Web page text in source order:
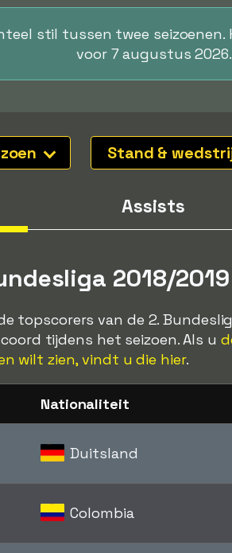
stil tussen twee
voor 7 augustus 2026.
Stand &
Assists
2018/2019
topscorers van de 2.
tijdens het seizoen. Als u
wilt zien, vindt u die hier.
Nationaliteit
Duitsland
Colombia